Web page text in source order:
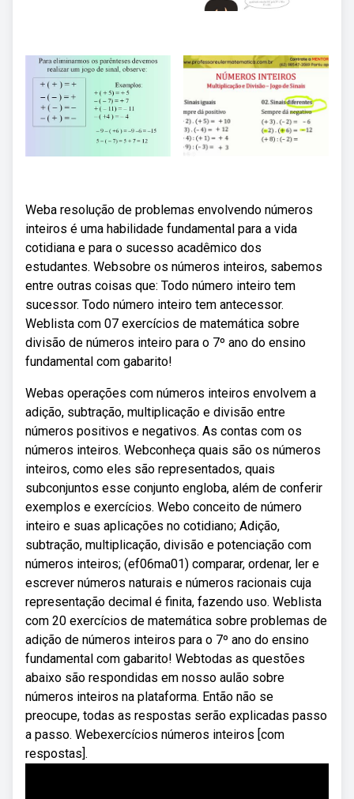
Weba resolução de problemas envolvendo números
inteiros é uma habilidade fundamental para a vida
cotidiana e para o sucesso acadêmico dos
estudantes. Websobre os números inteiros, sabemos
entre outras coisas que: Todo número inteiro tem
sucessor. Todo número inteiro tem antecessor.
Weblista com 07 exercícios de matemática sobre
divisão de números inteiro para o 7º ano do ensino
fundamental com gabarito!
Webas operações com números inteiros envolvem a
adição, subtração, multiplicação e divisão entre
números positivos e negativos. As contas com os
números inteiros. Webconheça quais são os números
inteiros, como eles são representados, quais
subconjuntos esse conjunto engloba, além de conferir
exemplos e exercícios. Webo conceito de número
inteiro e suas aplicações no cotidiano; Adição,
subtração, multiplicação, divisão e potenciação com
números inteiros; (ef06ma01) comparar, ordenar, ler e
escrever números naturais e números racionais cuja
representação decimal é finita, fazendo uso. Weblista
com 20 exercícios de matemática sobre problemas de
adição de números inteiros para o 7º ano do ensino
fundamental com gabarito! Webtodas as questões
abaixo são respondidas em nosso aulão sobre
números inteiros na plataforma. Então não se
preocupe, todas as respostas serão explicadas passo
a passo. Webexercícios números inteiros [com
respostas].